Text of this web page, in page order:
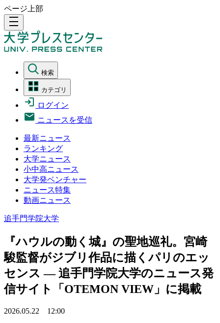
ページ上部
density_medium
検索
カテゴリ
ログイン
ニュースを受信
最新ニュース
ランキング
大学ニュース
小中高ニュース
大学発ベンチャー
ニュース特集
動画ニュース
追手門学院大学
『ハウルの動く城』の聖地巡礼。宮崎
駿監督がジブリ作品に描くパリのエッ
センス ― 追手門学院大学のニュース発
信サイト「OTEMON VIEW」に掲載
2026.05.22 12:00